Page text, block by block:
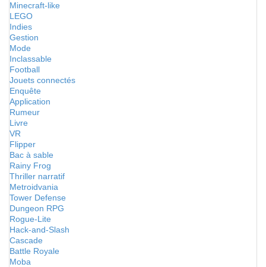
Minecraft-like
LEGO
Indies
Gestion
Mode
Inclassable
Football
Jouets connectés
Enquête
Application
Rumeur
Livre
VR
Flipper
Bac à sable
Rainy Frog
Thriller narratif
Metroidvania
Tower Defense
Dungeon RPG
Rogue-Lite
Hack-and-Slash
Cascade
Battle Royale
Moba